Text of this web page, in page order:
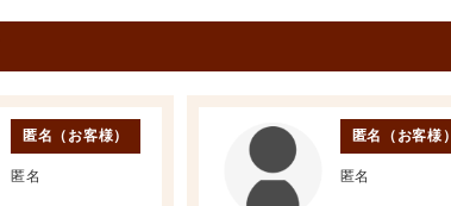
匿名（お客様）
匿名
匿名（お客様
匿名